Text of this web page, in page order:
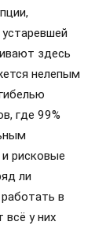
здесь
нелепым
где 99%
рисковые
ли
в
всё у них